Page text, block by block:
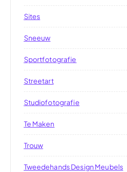
Sites
Sneeuw
Sportfotografie
Streetart
Studiofotografie
Te Maken
Trouw
Tweedehands Design Meubels